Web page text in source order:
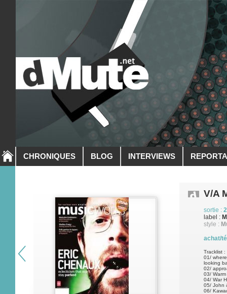
CHRONIQUES BLOG INTERVIEWS
V/A
sortie :
label :
style :
achat/
Tracklist :
01/
looking
02/
03/
04/ War
05/ John
06/